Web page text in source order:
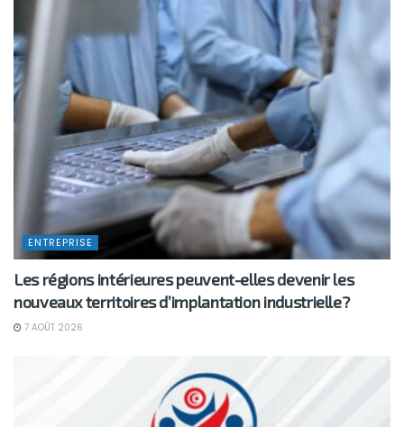
ENTREPRISE
Les régions intérieures peuvent-elles devenir les
nouveaux territoires d’implantation industrielle?
7 AOÛT 2026